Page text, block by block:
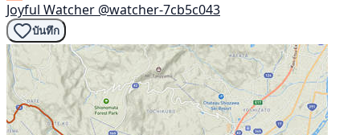
Joyful Watcher @watcher-7cb5c043
บันทึก